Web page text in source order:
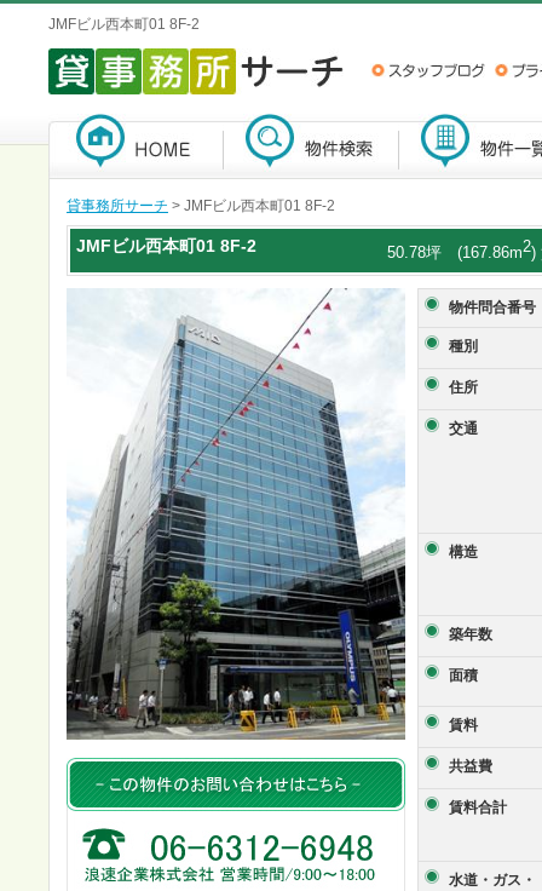
JMFビル西本町01 8F-2
貸事務所サーチ > JMFビル西本町01 8F-2
JMFビル西本町01 8F-2 50.78坪 (167.86m2)
物件問合番号
種別
住所
交通
構造
築年数
面積
賃料
共益費
賃料合計
水道・ガス・